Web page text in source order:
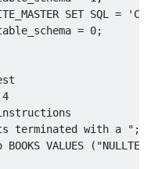
SET SQL =
= 0;
terminated with a
";"
BOOKS VALUES (